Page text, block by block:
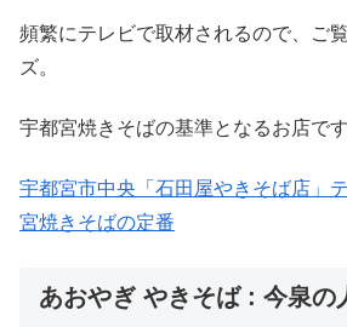
頻繁にテレビで取材されるので、ご
ズ。
宇都宮焼きそばの基準となるお店です
宇都宮市中央「石田屋やきそば店」
宮焼きそばの定番
あおやぎ やきそば : 今泉の